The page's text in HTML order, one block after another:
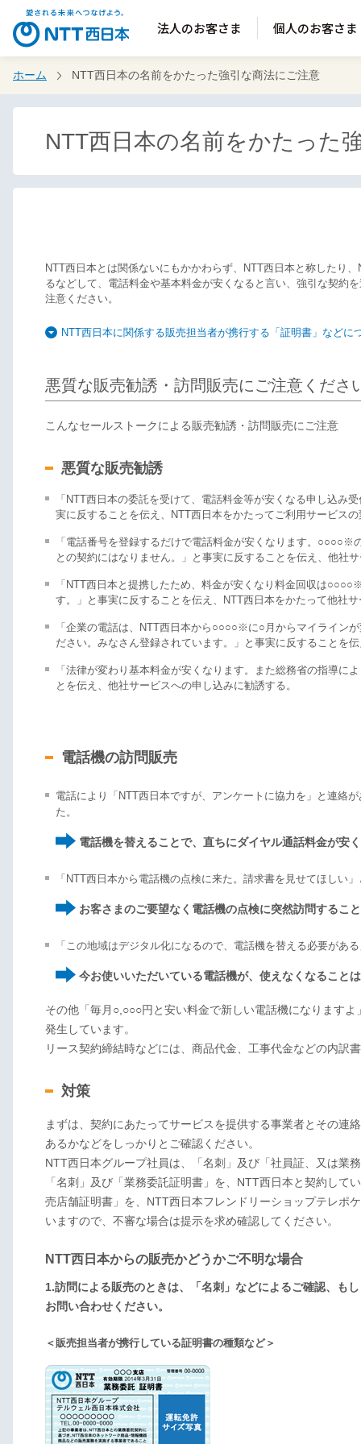
法人のお客さま 個人のお客さま
ホーム NTT西日本の名前をかたった強引な商法にご注意
NTT西日本の名前をかたった
NTT西日本とは関係ないにもかかわらず、NTT西日本と称したり
るなどして、電話料金や基本料金が安くなると言い、強引な契約
注意ください。
NTT西日本に関係する販売担当者が携行する「証明書」などに
悪質な販売勧誘・訪問販売にご注意くださ
こんなセールストークによる販売勧誘・訪問販売にご注意
悪質な販売勧誘
「NTT西日本の委託を受けて、電話料金等が安くなる申し込み
実に反することを伝え、NTT西日本をかたってご利用サービス
「電話番号を登録するだけで電話料金が安くなります。
との契約にはなりません。」と事実に反することを伝え、他社
「NTT西日本と提携したため、料金が安くなり料金回収は
す。」と事実に反することを伝え、NTT西日本をかたって他社
「企業の電話は、NTT西日本から○○○○※に○月からマイライン
ださい。みなさん登録されています。」と事実に反することを
「法律が変わり基本料金が安くなります。また総務省の指導
とを伝え、他社サービスへの申し込みに勧誘する。
電話機の訪問販売
電話により「NTT西日本ですが、アンケートに協力を」と連絡
た。
電話機を替えることで、直ちにダイヤル通話料金が安
「NTT西日本から電話機の点検に来た。請求書を見せてほしい
お客さまのご要望なく電話機の点検に突然訪問するこ
「この地域はデジタル化になるので、電話機を替える必要があ
今お使いいただいている電話機が、使えなくなること
その他「毎月○,○○○円と安い料金で新しい電話機になります
発生しています。
リース契約締結時などには、商品代金、工事代金などの内訳
対策
まずは、契約にあたってサービスを提供する事業者とその連
あるかなどをしっかりとご確認ください。
NTT西日本グループ社員は、「名刺」及び「社員証、又は業
「名刺」及び「業務委託証明書」を、NTT西日本と契約し
売店舗証明書」を、NTT西日本フレンドリーショップテレポ
いますので、不審な場合は提示を求め確認してください。
NTT西日本からの販売かどうかご不明な場合
1.訪問による販売のときは、「名刺」などによるご確認、も
お問い合わせください。
＜販売担当者が携行している証明書の種類など＞